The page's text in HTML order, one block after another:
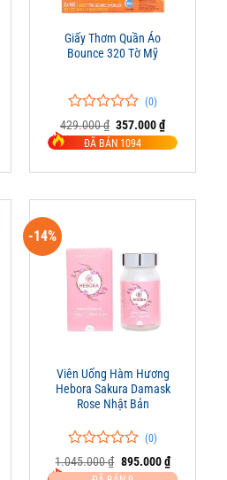
₫.
Giấy Thơm Quần Áo
Bounce 320 Tờ Mỹ
0
trên
5
0
(0)
429.000₫ Giá
gốc
là:
357.000₫Giá
hiện
tại
357.000 ₫.
ĐÃ BÁN 1094
-14%
Viên Uống Hàm Hương
Hebora Sakura Damask
Rose Nhật Bản
0
trên
0
(0)
1.045.000₫ Giá
gốc
895.000₫Giá
hiện